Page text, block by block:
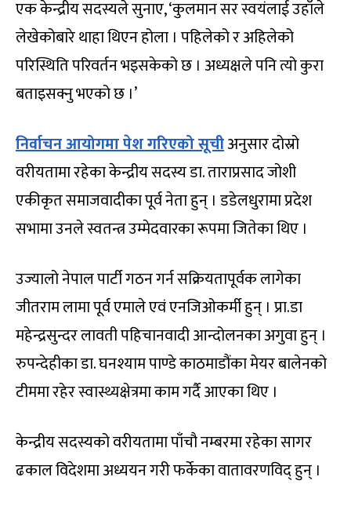
एक केन्द्रीय सदस्यले सुनाए, ‘कुलमान सर स्वयंलाई उहाँले
लेखेकोबारे थाहा थिएन होला । पहिलेको र अहिलेको
परिस्थिति परिवर्तन भइसकेको छ । अध्यक्षले पनि त्यो कुरा
बताइसक्नु भएको छ ।’
निर्वाचन आयोगमा पेश गरिएको सूचीअनुसार दोस्रो
वरीयतामा रहेका केन्द्रीय सदस्य डा. ताराप्रसाद जोशी
एकीकृत समाजवादीका पूर्व नेता हुन् । डडेलधुरामा प्रदेश
सभामा उनले स्वतन्त्र उम्मेदवारका रूपमा जितेका थिए ।
उज्यालो नेपाल पार्टी गठन गर्न सक्रियतापूर्वक लागेका
जीतराम लामा पूर्व एमाले एवं एनजिओकर्मी हुन् । प्रा.डा
महेन्द्रसुन्दर लावती पहिचानवादी आन्दोलनका अगुवा हुन् ।
रुपन्देहीका डा. घनश्याम पाण्डे काठमाडौंका मेयर बालेनको
टीममा रहेर स्वास्थ्यक्षेत्रमा काम गर्दै आएका थिए ।
केन्द्रीय सदस्यको वरीयतामा पाँचौ नम्बरमा रहेका सागर
ढकाल विदेशमा अध्ययन गरी फर्केका वातावरणविद् हुन् ।